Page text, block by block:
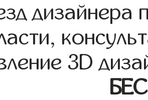
дизайнера
3D